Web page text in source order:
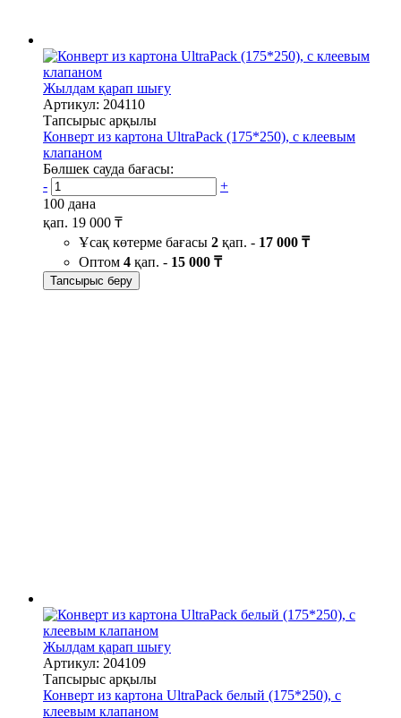
Жылдам қарап шығу
Артикул: 204110
Тапсырыс арқылы
Конверт из картона UltraPack (175*250), с клеевым
клапаном
Бөлшек сауда бағасы:
-
+
100 дана
қап. 19 000 ₸
Ұсақ көтерме бағасы 2 қап. - 17 000 ₸
Оптом 4 қап. - 15 000 ₸
Тапсырыс беру
Жылдам қарап шығу
Артикул: 204109
Тапсырыс арқылы
Конверт из картона UltraPack белый (175*250), с
клеевым клапаном